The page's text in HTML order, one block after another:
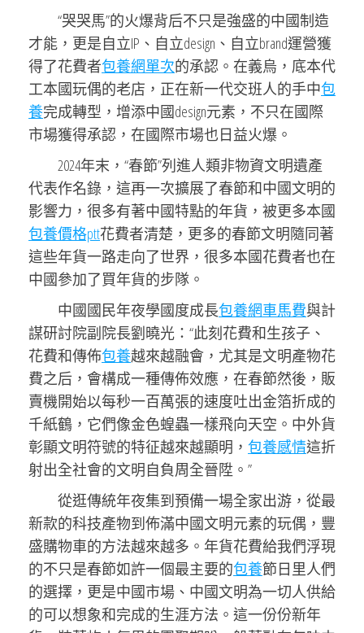
“哭哭馬”的火爆背后不只是強盛的中國制造
才能，更是自立IP、自立design、自立brand運營獲
得了花費者包養網單次的承認。在義烏，底本代
工本國玩偶的老店，正在新一代交班人的手中包
養完成轉型，增添中國design元素，不只在國際
市場獲得承認，在國際市場也日益火爆。
2024年末，“春節”列進人類非物資文明遺產
代表作名錄，這再一次擴展了春節和中國文明的
影響力，很多有著中國特點的年貨，被更多本國
包養價格ptt花費者清楚，更多的春節文明隨同著
這些年貨一路走向了世界，很多本國花費者也在
中國參加了買年貨的步隊。
中國國民年夜學國度成長包養網車馬費與計
謀研討院副院長劉曉光：“此刻花費和生孩子、
花費和傳佈包養越來越融會，尤其是文明產物花
費之后，會構成一種傳佈效應，在春節然後，販
賣機開始以每秒一百萬張的速度吐出金箔折成的
千紙鶴，它們像金色蝗蟲一樣飛向天空。中外貨
彰顯文明符號的特征越來越顯明， 包養感情這折
射出全社會的文明自負周全晉陞。”
從逛傳統年夜集到預備一場全家出游，從最
新款的科技產物到佈滿中國文明元素的玩偶，豐
盛購物車的方法越來越多。年貨花費給我們浮現
的不只是春節如許一個最主要的包養節日里人們
的選擇，更是中國市場、中國文明為一切人供給
的可以想象和完成的生涯方法。這一份份新年